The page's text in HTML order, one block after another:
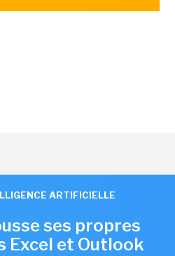
ARTIFICIELLE
ses propres
Excel et Outlook